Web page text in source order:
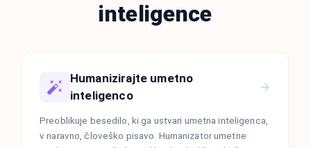
inteligence
Humanizirajte umetno
inteligenco
Preoblikuje besedilo, ki ga ustvari umetna inteligenca,
v naravno, človeško pisavo. Humanizator umetne